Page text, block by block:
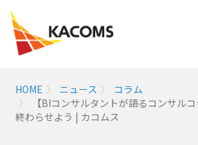
HOME ニュース
コラム
【BIコンサルタントが語るコンサル
終わらせよう | カコムス